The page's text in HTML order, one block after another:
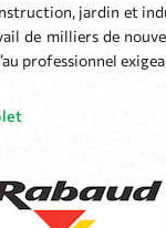
jardin et
de milliers de
professionnel